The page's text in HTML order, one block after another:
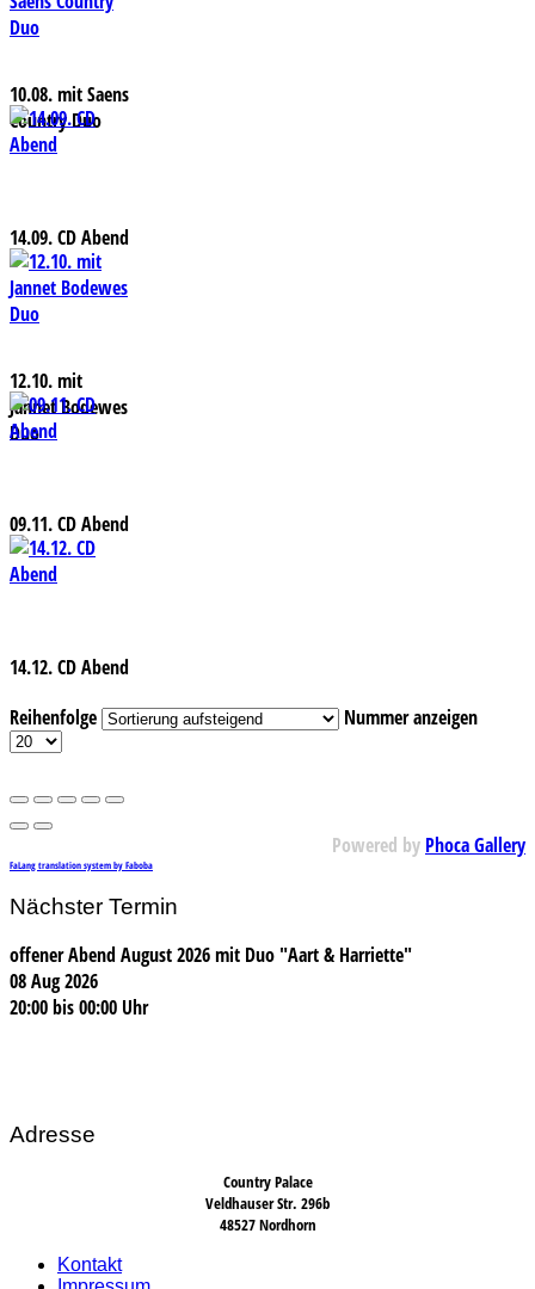
10.08. mit Saens
Country Duo
14.09. CD Abend
12.10. mit
Jannet Bodewes
Duo
09.11. CD Abend
14.12. CD Abend
Reihenfolge
Nummer anzeigen
Powered by Phoca Gallery
FaLang translation system by Faboba
Nächster Termin
offener Abend August 2026 mit Duo "Aart & Harriette"
08 Aug 2026
20:00bis00:00 Uhr
Adresse
Country Palace
Veldhauser Str. 296b
48527 Nordhorn
Kontakt